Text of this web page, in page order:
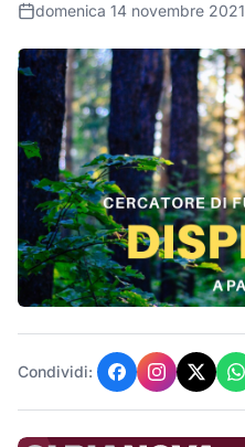
domenica 14 novembre 2021
Condividi: